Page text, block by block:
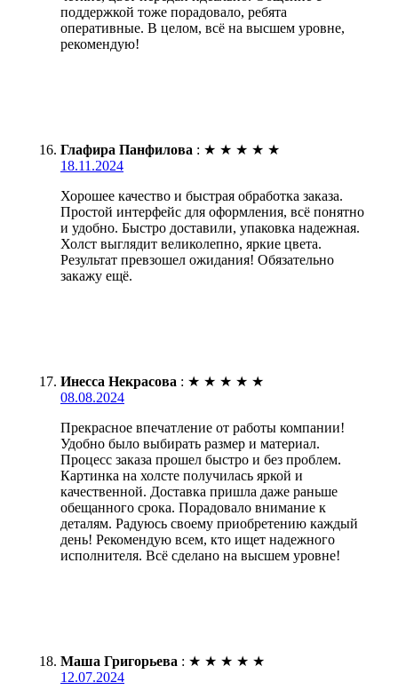
поддержкой тоже порадовало, ребята
оперативные. В целом, всё на высшем уровне,
рекомендую!
Глафира Панфилова : ★ ★ ★ ★ ★
18.11.2024
Хорошее качество и быстрая обработка заказа.
Простой интерфейс для оформления, всё понятно
и удобно. Быстро доставили, упаковка надежная.
Холст выглядит великолепно, яркие цвета.
Результат превзошел ожидания! Обязательно
закажу ещё.
Инесса Некрасова : ★ ★ ★ ★ ★
08.08.2024
Прекрасное впечатление от работы компании!
Удобно было выбирать размер и материал.
Процесс заказа прошел быстро и без проблем.
Картинка на холсте получилась яркой и
качественной. Доставка пришла даже раньше
обещанного срока. Порадовало внимание к
деталям. Радуюсь своему приобретению каждый
день! Рекомендую всем, кто ищет надежного
исполнителя. Всё сделано на высшем уровне!
Маша Григорьева : ★ ★ ★ ★ ★
12.07.2024